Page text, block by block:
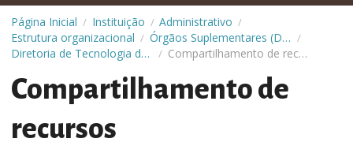
Página Inicial / Instituição / Administrativo /
Estrutura organizacional / Órgãos Suplementares (Diretorias) /
Diretoria de Tecnologia da Informação (DTI) / Compartilhamento de recursos
Compartilhamento de
recursos